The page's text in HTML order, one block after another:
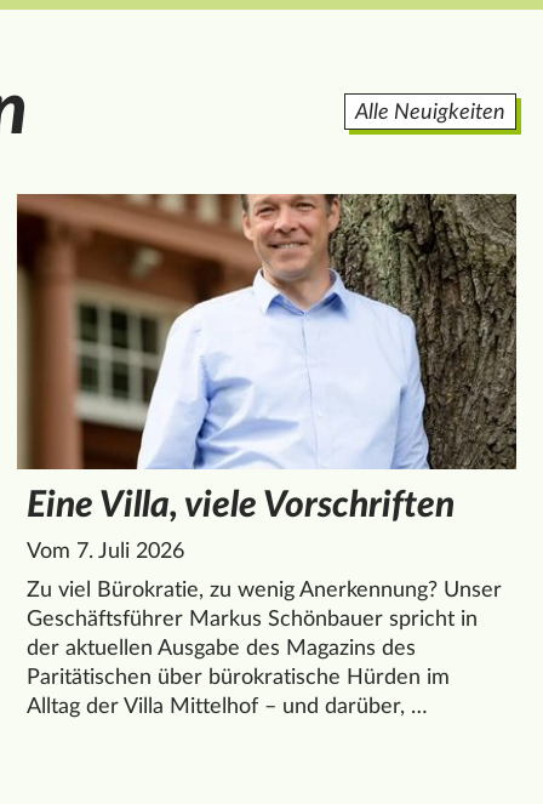
Alle Neuigkeiten
Eine Villa, viele Vorschriften
Vom 7. Juli 2026
Zu viel Bürokratie, zu wenig Anerkennung? Unser
Geschäftsführer Markus Schönbauer spricht in
der aktuellen Ausgabe des Magazins des
Paritätischen über bürokratische Hürden im
Alltag der Villa Mittelhof – und darüber, …